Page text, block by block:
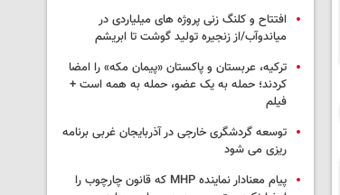
افتتاح و کلنگ زنی پروژه های میلیاردی در
میاندوآب/از زنجیره تولید گوشت تا ابریشم
ترکیه، عربستان و پاکستان «پیمان مکه» را امضا
کردند؛ حمله به یک عضو، حمله به همه است +
فیلم
توسعه گردشگری خارجی در آذربایجان غربی برنامه
ریزی می شود
پیام معنادار نماینده MHP که قانون چارچوب را